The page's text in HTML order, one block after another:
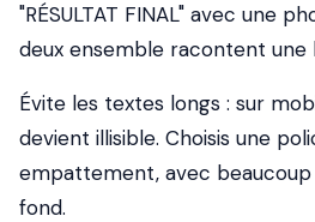
"RÉSULTAT FINAL" avec une
deux ensemble racontent une
Évite les textes longs : sur
devient illisible. Choisis une
empattement, avec
fond.